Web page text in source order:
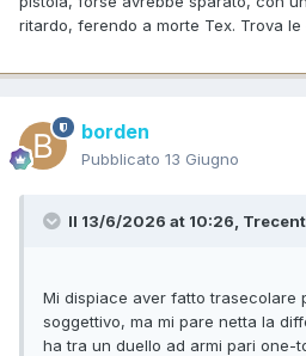
ritardo, ferendo a morte Tex. Trova le
borden
Pubblicato 13 Giugno
Il 13/6/2026 at 10:26,
Mi dispiace aver fatto trasecolare
soggettivo, ma mi pare netta la
ha tra un duello ad armi pari one-